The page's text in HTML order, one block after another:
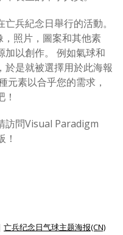
兵紀念日舉行的活動。
，照片，圖案和其他素
加以創作。 例如氣球和
於是就被選擇用於此海報
元素以合乎您的需求，
訪問Visual Paradigm
亡兵纪念日气球主题海报(CN)